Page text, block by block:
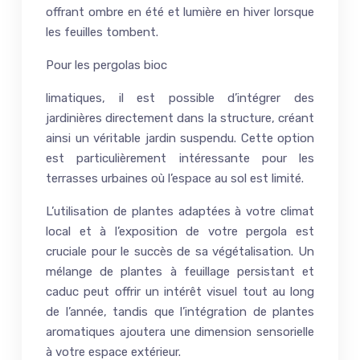
offrant ombre en été et lumière en hiver lorsque
les feuilles tombent.
Pour les pergolas bioc
limatiques, il est possible d’intégrer des
jardinières directement dans la structure, créant
ainsi un véritable jardin suspendu. Cette option
est particulièrement intéressante pour les
terrasses urbaines où l’espace au sol est limité.
L’utilisation de plantes adaptées à votre climat
local et à l’exposition de votre pergola est
cruciale pour le succès de sa végétalisation. Un
mélange de plantes à feuillage persistant et
caduc peut offrir un intérêt visuel tout au long
de l’année, tandis que l’intégration de plantes
aromatiques ajoutera une dimension sensorielle
à votre espace extérieur.